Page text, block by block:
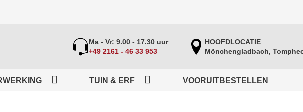
Ma - Vr: 9.00 - 17.30 uur
+49 2161 - 46 33 953
HOOFDLOCATIE
Mönchengladbach,
TUIN & ERF VOORUITBESTELLEN